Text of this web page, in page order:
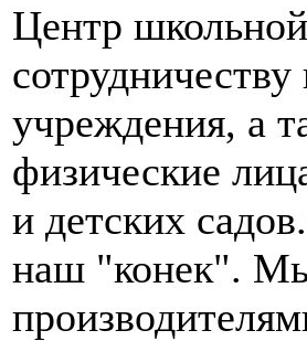
Центр
учреждения, а
физические
и детских
наш "конек".